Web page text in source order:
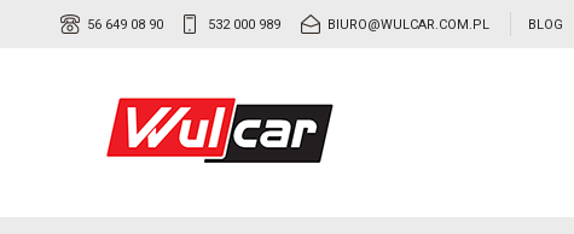
56 649 08 90 532 000 989 BIURO@WULCAR.COM.PL BLOG